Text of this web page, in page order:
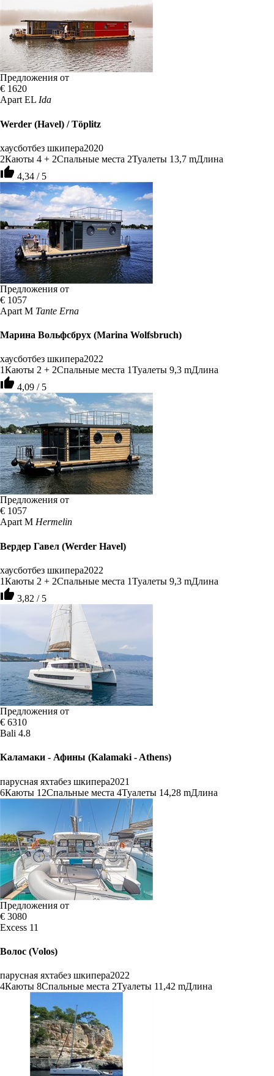
Предложения от
€ 1620
Apart EL Ida
Werder (Havel) / Töplitz
хаусботбез шкипера2020
2Каюты 4 + 2Спальные места 2Туалеты 13,7 mДлина
thumb_up 4,34 / 5
Предложения от
€ 1057
Apart M Tante Erna
Марина Вольфсбрух (Marina Wolfsbruch)
хаусботбез шкипера2022
1Каюты 2 + 2Спальные места 1Туалеты 9,3 mДлина
thumb_up 4,09 / 5
Предложения от
€ 1057
Apart M Hermelin
Вердер Гавел (Werder Havel)
хаусботбез шкипера2022
1Каюты 2 + 2Спальные места 1Туалеты 9,3 mДлина
thumb_up 3,82 / 5
Предложения от
€ 6310
Bali 4.8
Каламаки - Афины (Kalamaki - Athens)
парусная яхтабез шкипера2021
6Каюты 12Спальные места 4Туалеты 14,28 mДлина
Предложения от
€ 3080
Excess 11
Волос (Volos)
парусная яхтабез шкипера2022
4Каюты 8Спальные места 2Туалеты 11,42 mДлина